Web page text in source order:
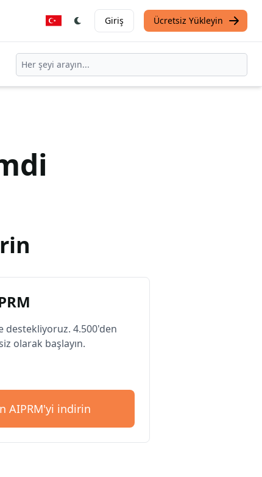
Giriş Ücretsiz Yükleyin
destekliyoruz. 4.500'den
olarak başlayın.
AIPRM'yi indirin